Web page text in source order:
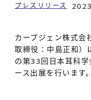
プレスリリース
カーブジェン株式会
取締役：中島正和
の第33回日本耳科
ース出展を行います。